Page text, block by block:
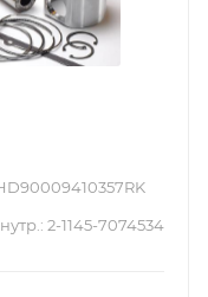
2-1145-7074534